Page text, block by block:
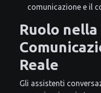
comunicazione e il
Ruolo nella
Reale
Gli assistenti